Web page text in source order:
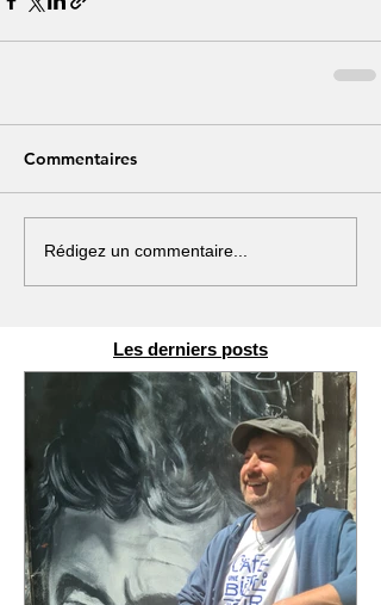
Commentaires
Rédigez un commentaire...
Les derniers posts